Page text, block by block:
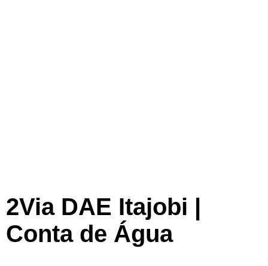
2Via DAE Itajobi |
Conta de Água